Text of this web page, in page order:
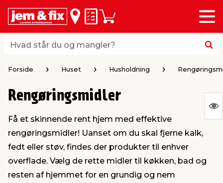
Hvad står du og mangler?
Hvad står du og mangler?
Huskeseddel
Indkøbskurv
Menu
loft & vægge
vinduer
& varme
& ophæng
& armatur
& kemikalier
af værktøj
maskiner
Forside Huset Husholdning
Rengøringsmidler
Få et skinnende rent hjem med effektive
rengøringsmidler! Uanset om du skal fjerne kalk,
fedt eller støv, findes der produkter til enhver
overflade. Vælg de rette midler til køkken, bad og
resten af hjemmet for en grundig og nem